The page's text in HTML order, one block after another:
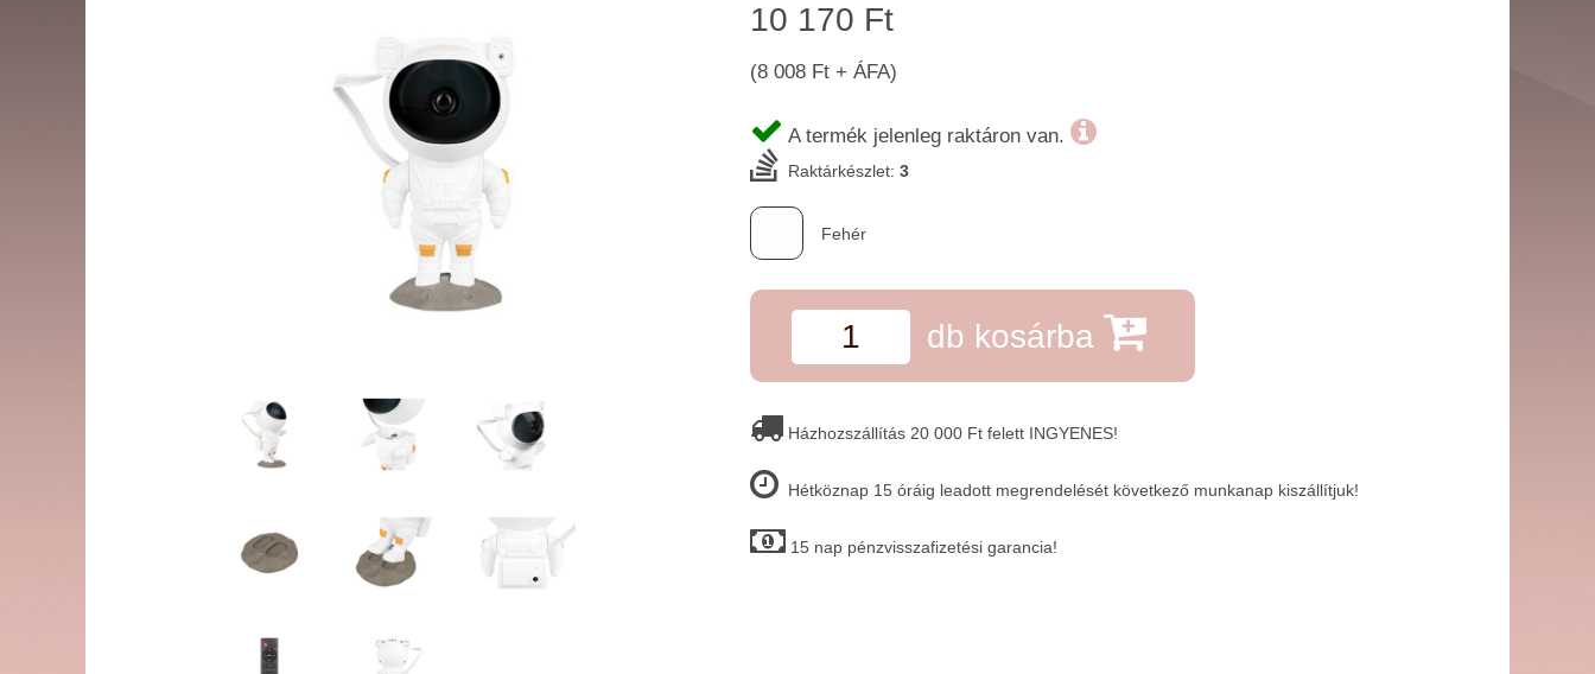
10 170 Ft
(8 008 Ft + ÁFA)
A termék jelenleg raktáron van.
Raktárkészlet: 3
Fehér
db kosárba
Házhozszállítás 20 000 Ft felett INGYENES!
Hétköznap 15 óráig leadott megrendelését következő munkanap kiszállítjuk!
15 nap pénzvisszafizetési garancia!